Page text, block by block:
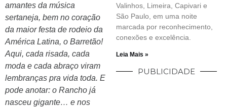
amantes da música
sertaneja, bem no coração
da maior festa de rodeio da
América Latina, o Barretão!
Aqui, cada risada, cada
moda e cada abraço viram
lembranças pra vida toda. E
pode anotar: o Rancho já
nasceu gigante… e nos
Valinhos, Limeira, Capivari e
São Paulo, em uma noite
marcada por reconhecimento,
conexões e excelência.
Leia Mais »
PUBLICIDADE